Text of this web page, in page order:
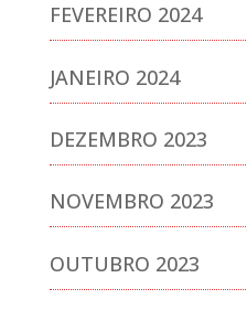
FEVEREIRO 2024
JANEIRO 2024
DEZEMBRO 2023
NOVEMBRO 2023
OUTUBRO 2023